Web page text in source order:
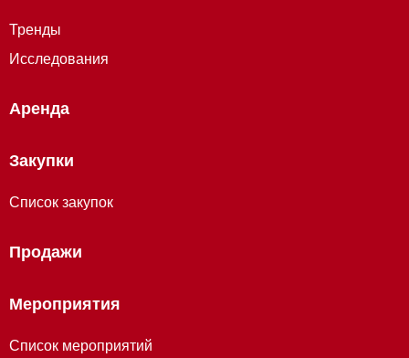
Тренды
Исследования
Аренда
Закупки
Список закупок
Продажи
Мероприятия
Список мероприятий